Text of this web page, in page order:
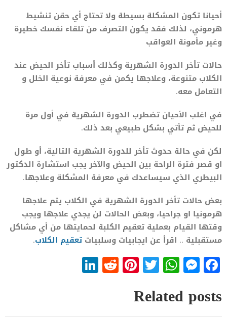
أحيانا تكون المشكلة بسيطة ولا تحتاج أي حقن تنشيط
هرموني، لذلك فقد يكون التصرف من تلقاء نفسك خطيرة
وغير مأمونة العواقب
حالات تأخر الدورة الشهرية وكذلك أسباب تأخر الحيض عند
الكلاب متنوعة، وعلاجها يكمن في معرفة نوعية الخلل و
التعامل معه.
في اغلب الأحيان تضطرب الدورة الشهرية في أول مرة
للحيض ثم تأتي بشكل طبيعي بعد ذلك.
لكن في حالة حدوث تأخر للدورة الشهرية التالية، أو طول
او قصر فترة الراحة بين الحيض والآخر يجب استشارة الدكتور
البيطري الذي سيساعدك في معرفة المشكلة وعلاجها.
بعض حالات تأخر الدورة الشهرية في الكلاب يتم علاجها
هرمونيا او جراحيا، وبعض الحالات لن يجدي علاجها ويجب
وقتها القيام بعملية تعقيم الكلبة لحمايتها من أي مشاكل
مستقبلية .. اقرأ عن ايجابيات وسلبيات تعقيم الكلاب.
Facebook
Messenger
WhatsApp
Twitter
Pinterest
Reddit
Related posts